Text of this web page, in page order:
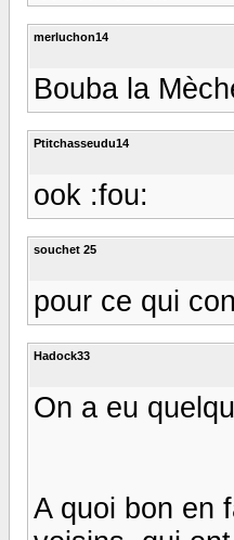
merluchon14
Bouba la
Ptitchasseudu14
ook :fou:
souchet 25
pour ce qui
Hadock33
On a eu
A quoi bon en